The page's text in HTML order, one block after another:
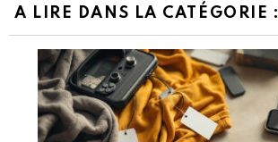
A LIRE DANS LA CATÉGORIE :